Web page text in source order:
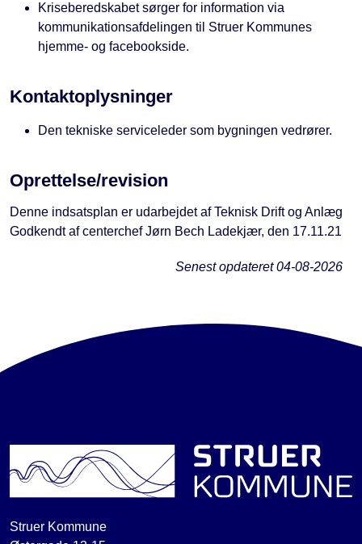
Kriseberedskabet sørger for information via
kommunikationsafdelingen til Struer Kommunes
hjemme- og facebookside.
Kontaktoplysninger
Den tekniske serviceleder som bygningen vedrører.
Oprettelse/revision
Denne indsatsplan er udarbejdet af Teknisk Drift og Anlæg
Godkendt af centerchef Jørn Bech Ladekjær, den 17.11.21
Senest opdateret04-08-2026
Struer Kommune